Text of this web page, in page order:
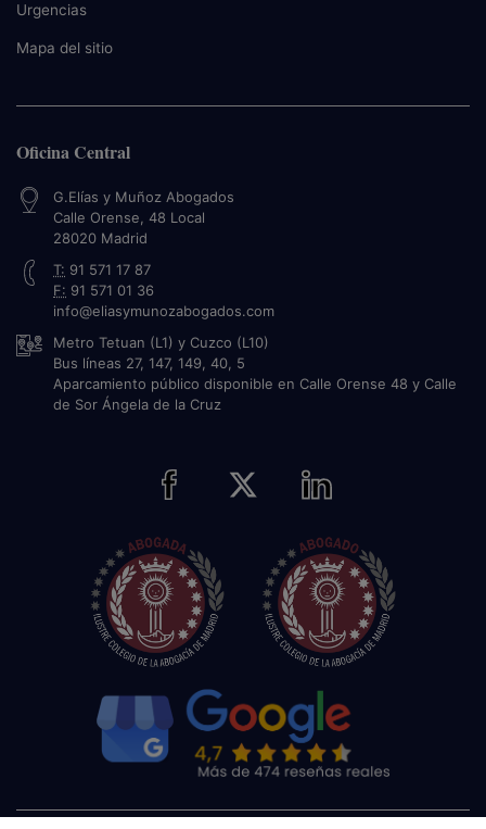
Urgencias
Mapa del sitio
Oficina Central
G.Elías y Muñoz Abogados
Calle Orense, 48 Local
28020 Madrid
T: 91 571 17 87
F: 91 571 01 36
info@eliasymunozabogados.com
Metro Tetuan (L1) y Cuzco (L10)
Bus líneas 27, 147, 149, 40, 5
Aparcamiento público disponible en Calle Orense 48 y Calle
de Sor Ángela de la Cruz